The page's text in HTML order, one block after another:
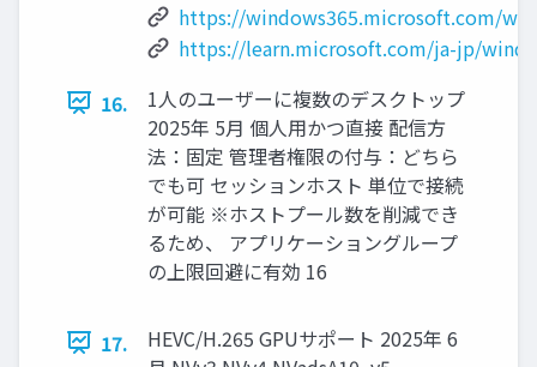
https://windows365.microsoft.com/
https://learn.microsoft.com/ja-jp/
16.
1人のユーザーに複数のデスクトップ
2025年 5月 個人用かつ直接 配信方
法：固定 管理者権限の付与：どちら
でも可 セッションホスト 単位で接続
が可能 ※ホストプール数を削減でき
るため、 アプリケーショングループ
の上限回避に有効 16
17.
HEVC/H.265 GPUサポート 2025年 6